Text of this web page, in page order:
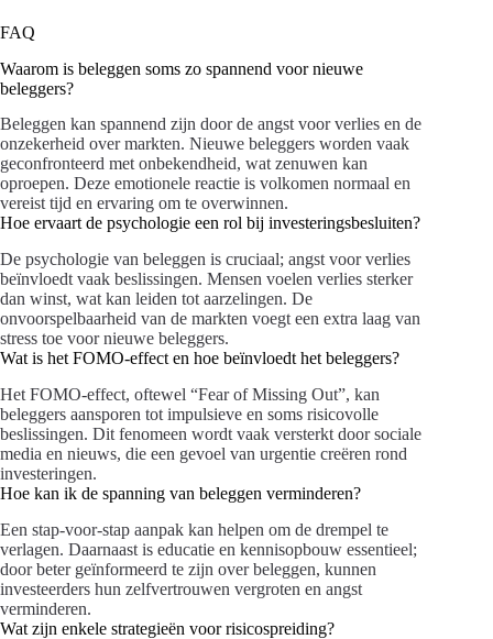
FAQ
Waarom is beleggen soms zo spannend voor nieuwe
beleggers?
Beleggen kan spannend zijn door de angst voor verlies en de
onzekerheid over markten. Nieuwe beleggers worden vaak
geconfronteerd met onbekendheid, wat zenuwen kan
oproepen. Deze emotionele reactie is volkomen normaal en
vereist tijd en ervaring om te overwinnen.
Hoe ervaart de psychologie een rol bij investeringsbesluiten?
De psychologie van beleggen is cruciaal; angst voor verlies
beïnvloedt vaak beslissingen. Mensen voelen verlies sterker
dan winst, wat kan leiden tot aarzelingen. De
onvoorspelbaarheid van de markten voegt een extra laag van
stress toe voor nieuwe beleggers.
Wat is het FOMO-effect en hoe beïnvloedt het beleggers?
Het FOMO-effect, oftewel “Fear of Missing Out”, kan
beleggers aansporen tot impulsieve en soms risicovolle
beslissingen. Dit fenomeen wordt vaak versterkt door sociale
media en nieuws, die een gevoel van urgentie creëren rond
investeringen.
Hoe kan ik de spanning van beleggen verminderen?
Een stap-voor-stap aanpak kan helpen om de drempel te
verlagen. Daarnaast is educatie en kennisopbouw essentieel;
door beter geïnformeerd te zijn over beleggen, kunnen
investeerders hun zelfvertrouwen vergroten en angst
verminderen.
Wat zijn enkele strategieën voor risicospreiding?